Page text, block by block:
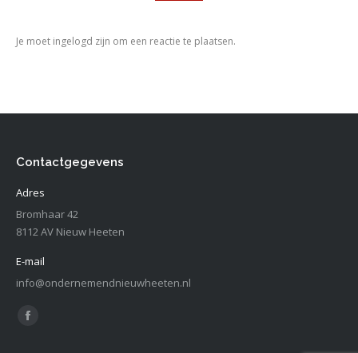
Je moet ingelogd zijn om een reactie te plaatsen.
Contactgegevens
Adres
Bromhaar 42
8112 AV Nieuw Heeten
E-mail
info@ondernemendnieuwheeten.nl
Vind ons op:
Facebook